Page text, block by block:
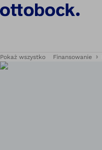
Pokaż wszystko Finansowanie